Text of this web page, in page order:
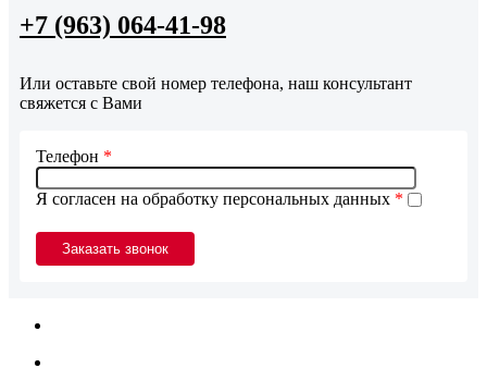
+7 (963) 064-41-98
Или оставьте свой номер телефона, наш консультант
свяжется с Вами
Я согласен на обработку персональных данных *
Телефон *